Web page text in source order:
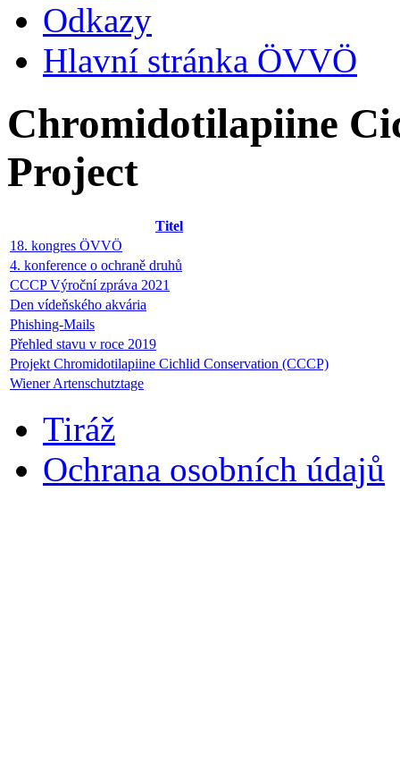
Odkazy
Hlavní stránka ÖVVÖ
Chromidotilapiine
Project
Titel
18. kongres ÖVVÖ
4. konference o ochraně druhů
CCCP Výroční zpráva 2021
Den vídeňského akvária
Phishing-Mails
Přehled stavu v roce 2019
Projekt Chromidotilapiine Cichlid Conservation (CCCP)
Wiener Artenschutztage
Tiráž
Ochrana osobních údajů